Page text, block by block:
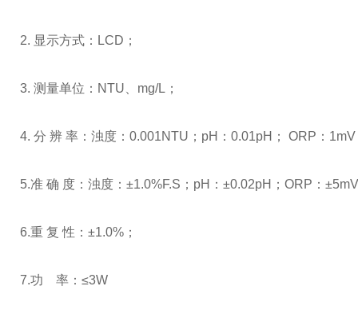
2. 显示方式： LCD ；
3. 测量单位： NTU mg/L ；
4. 分 辨 率：浊度： 0.001NTU； pH ： 0.01pH ； ORP ： 1mV
5.准 确 度：浊度： ±1.0%F.S ； pH ：±0.02pH；ORP：
6.重 复 性： ±1.0% ；
7.功 率： ≤3W